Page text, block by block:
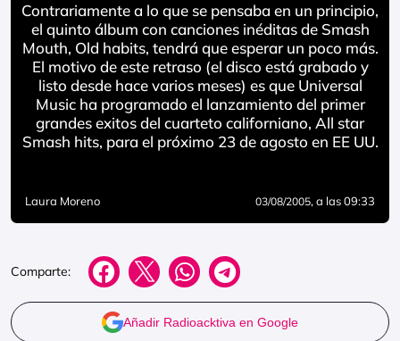
Contrariamente a lo que se pensaba en un principio,
el quinto álbum con canciones inéditas de Smash
Mouth, Old habits, tendrá que esperar un poco más.
El motivo de este retraso (el disco está grabado y
listo desde hace varios meses) es que Universal
Music ha programado el lanzamiento del primer
grandes exitos del cuarteto californiano, All star
Smash hits, para el próximo 23 de agosto en EE UU.
Laura Moreno 03/08/2005, a las 09:33
Comparte:
Añadir Radioacktiva en Google